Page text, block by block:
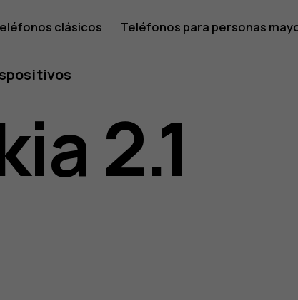
clásicos Teléfonos para personas
2.1